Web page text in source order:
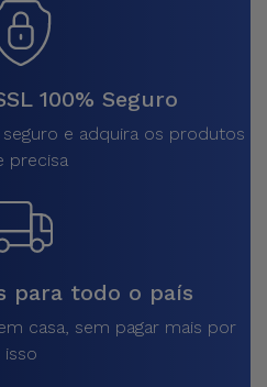
100% Seguro
e adquira os produtos
precisa
para todo o país
casa, sem pagar mais por
isso